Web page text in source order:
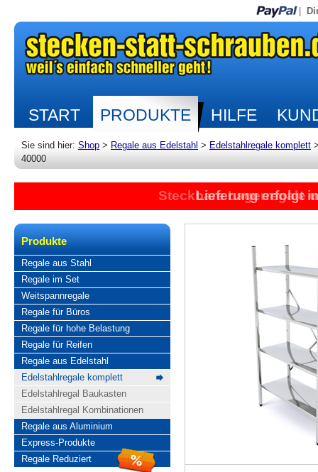
START PRODUKTE HILFE
Sie sind hier: Shop > Regale aus Edelstahl > Edelstahlregale komplett
40000
Steckbare Lagerregale
Lieferung erfolgt
Produkte
Regale aus Stahl
Regale im Set
Weitspannregale
Regale für Büros
Regale für hohe Belastung
Regale für Reifen
Regale aus Edelstahl
Edelstahlregale komplett
Edelstahlregal Baukasten
Edelstahlregal Kombinationen
Regale aus Aluminium
Express-Produkte
Regale Reduziert